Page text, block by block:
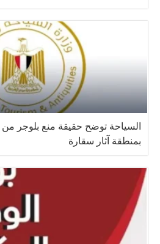
السياحة توضح حقيقة منع بلوجر
بمنطقة آثار سقارة